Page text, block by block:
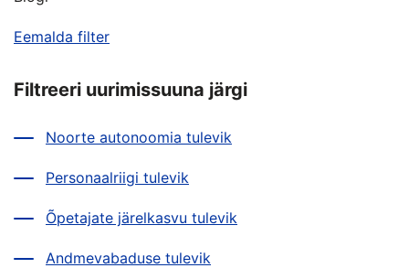
Eemalda filter
Filtreeri uurimissuuna järgi
Noorte autonoomia tulevik
Personaalriigi tulevik
Õpetajate järelkasvu tulevik
Andmevabaduse tulevik